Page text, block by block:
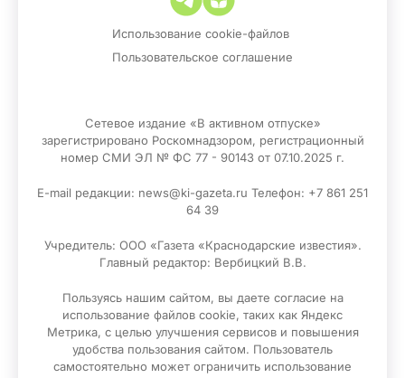
Использование cookie-файлов
Пользовательское соглашение
Сетевое издание «В активном отпуске»
зарегистрировано Роскомнадзором, регистрационный
номер СМИ ЭЛ № ФС 77 - 90143 от 07.10.2025 г.
E-mail редакции: news@ki-gazeta.ru Телефон: +7 861 251
64 39
Учредитель: ООО «Газета «Краснодарские известия».
Главный редактор: Вербицкий В.В.
Пользуясь нашим сайтом, вы даете согласие на
использование файлов сооkіе, таких как Яндекс
Метрика, с целью улучшения сервисов и повышения
удобства пользования сайтом. Пользователь
самостоятельно может ограничить использование